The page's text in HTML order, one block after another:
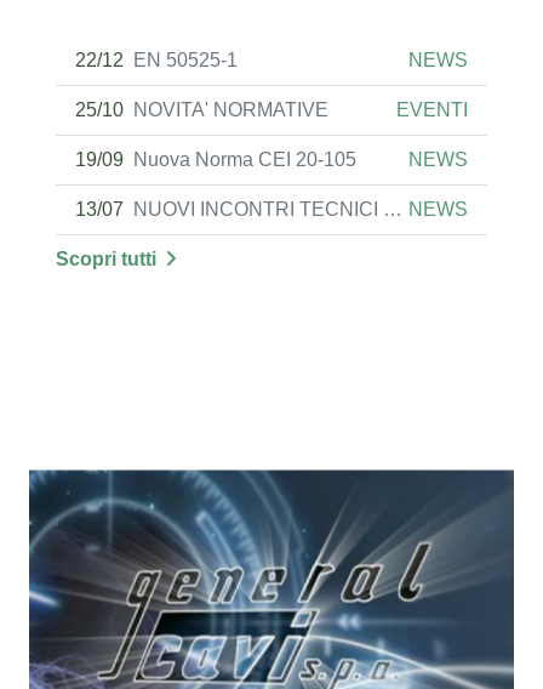
22/12 EN 50525-1 NEWS
25/10 NOVITA' NORMATIVE EVENTI
19/09 Nuova Norma CEI 20-105 NEWS
13/07 NUOVI INCONTRI TECNICI ON LINE NEWS
Scopri tutti